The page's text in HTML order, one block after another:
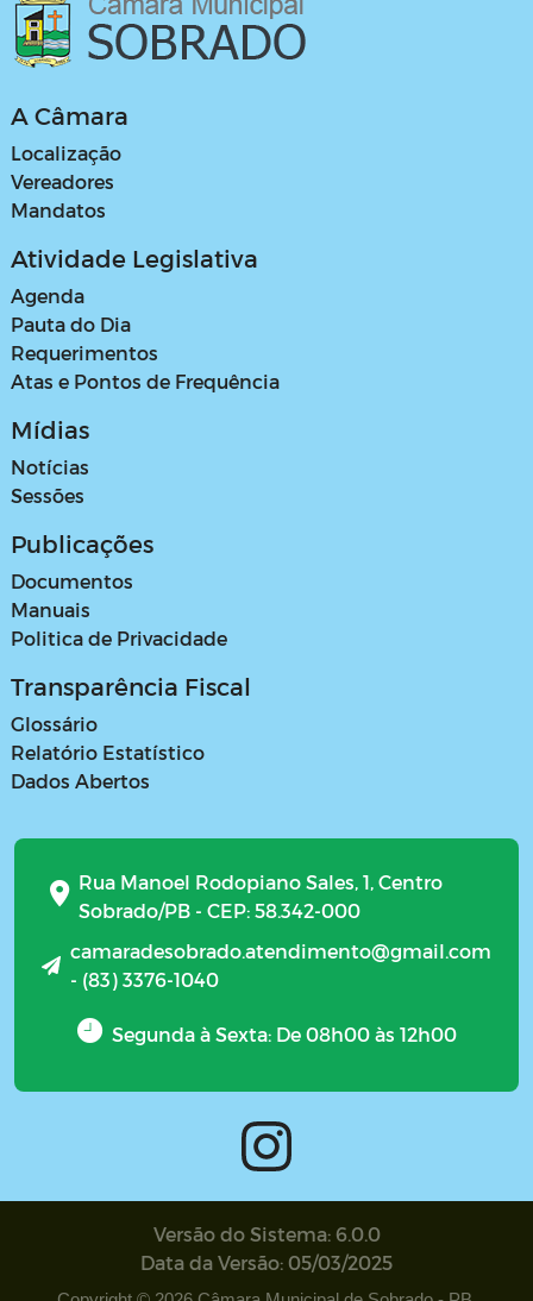
A Câmara
Localização
Vereadores
Mandatos
Atividade Legislativa
Agenda
Pauta do Dia
Requerimentos
Atas e Pontos de Frequência
Mídias
Notícias
Sessões
Publicações
Documentos
Manuais
Politica de Privacidade
Transparência Fiscal
Glossário
Relatório Estatístico
Dados Abertos
Rua Manoel Rodopiano Sales, 1, Centro
Sobrado/PB - CEP: 58.342-000
camaradesobrado.atendimento@gmail.com
- (83) 3376-1040
Segunda à Sexta: De 08h00 às 12h00
Versão do Sistema: 6.0.0
Data da Versão: 05/03/2025